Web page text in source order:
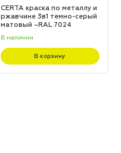
CERTA краска по металлу и
ржавчине 3в1 темно-серый
матовый ~RAL 7024
В наличии
В корзину